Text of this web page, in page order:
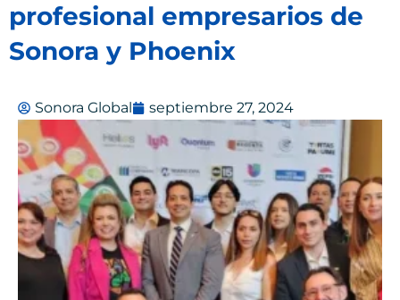
profesional empresarios de
Sonora y Phoenix
Sonora Global septiembre 27, 2024